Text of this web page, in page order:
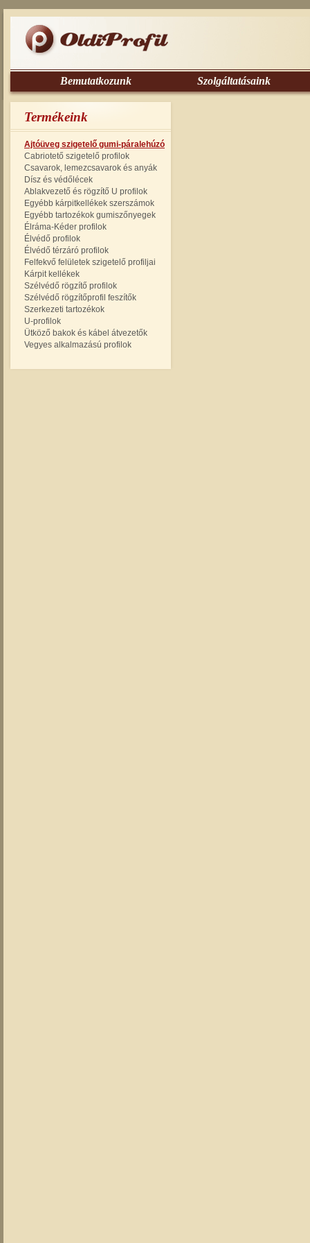
Bemutatkozunk Szolgáltatásaink
Termékeink
Ajtóüveg szigetelő gumi-páralehúzó
Cabriotető szigetelő profilok
Csavarok, lemezcsavarok és anyák
Dísz és védőlécek
Ablakvezető és rögzítő U profilok
Egyébb kárpitkellékek szerszámok
Egyébb tartozékok gumiszőnyegek
Élráma-Kéder profilok
Élvédő profilok
Élvédő térzáró profilok
Felfekvő felületek szigetelő profiljai
Kárpit kellékek
Szélvédő rögzítő profilok
Szélvédő rögzítőprofil feszítők
Szerkezeti tartozékok
U-profilok
Ütköző bakok és kábel átvezetők
Vegyes alkalmazású profilok